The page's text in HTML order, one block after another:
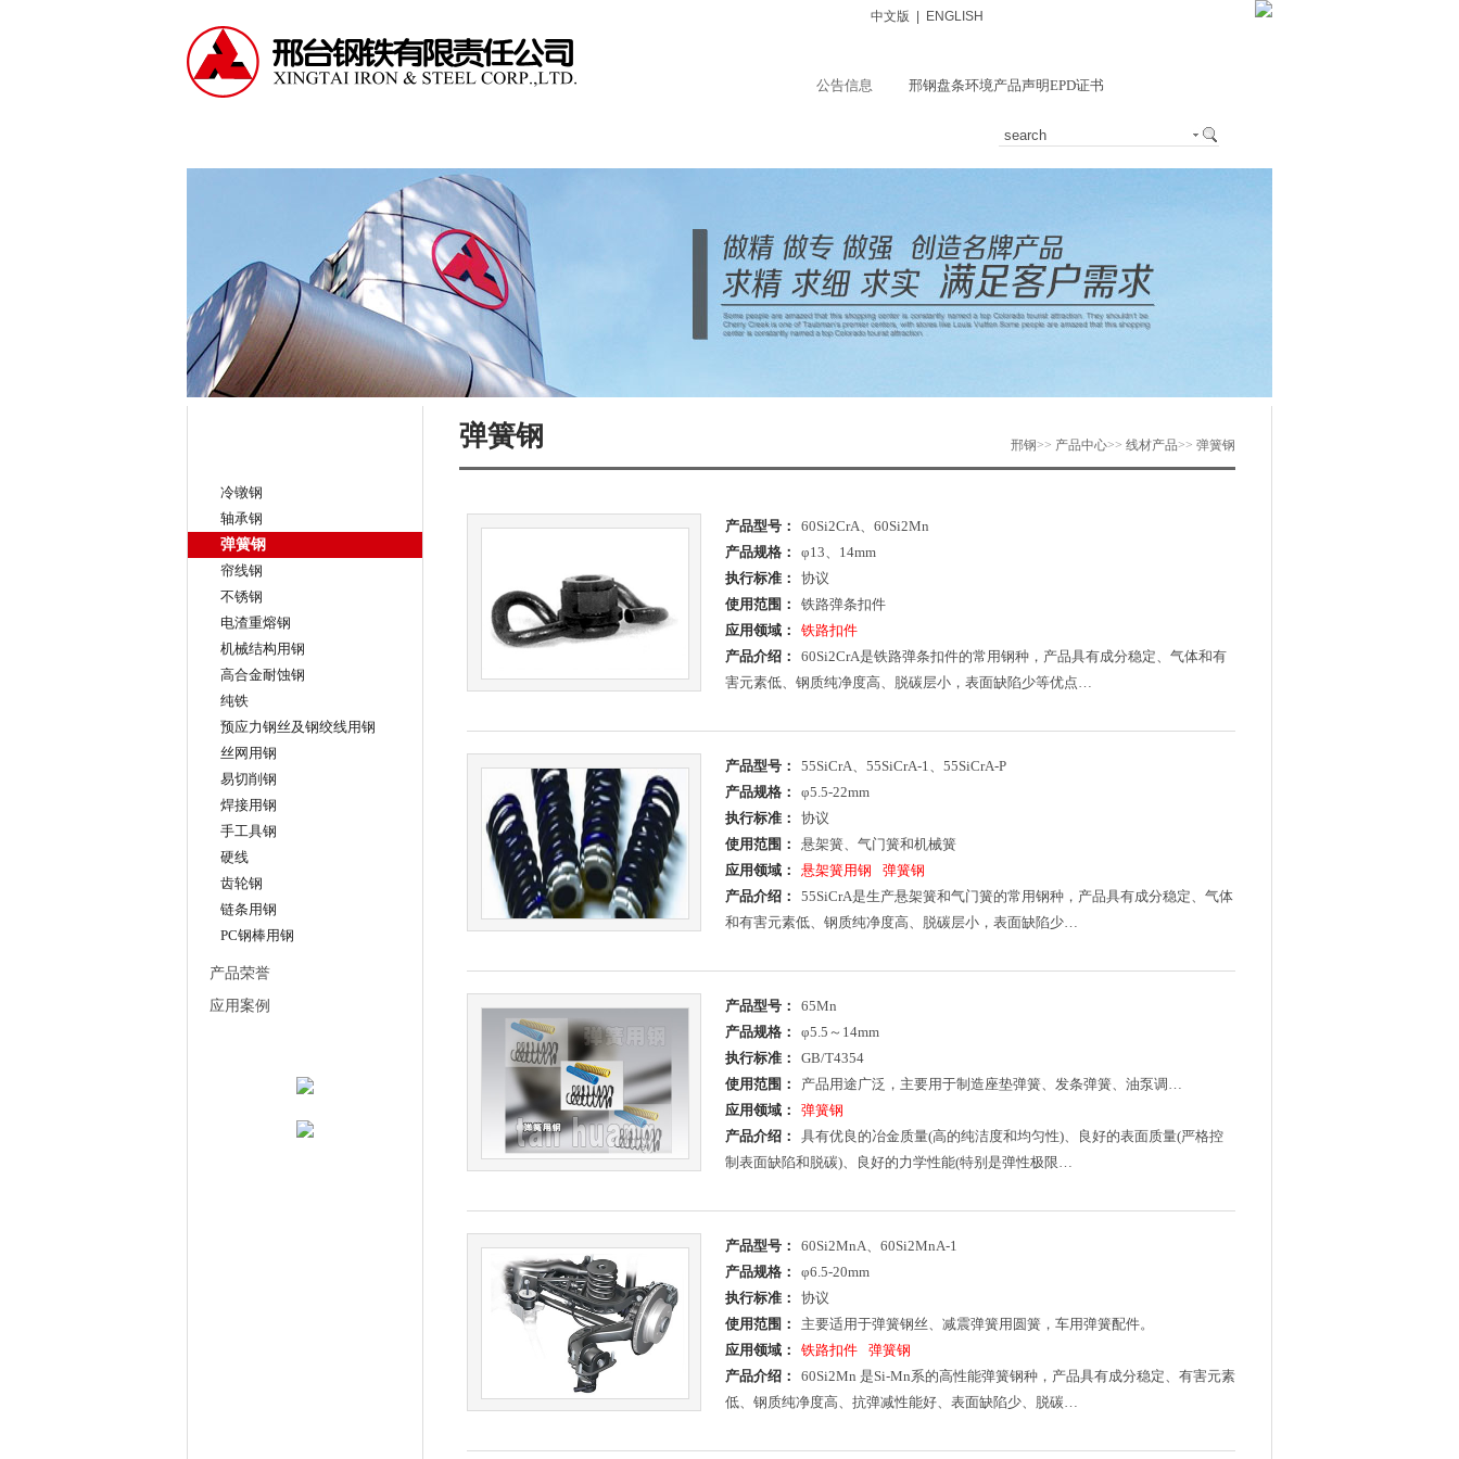
中文版 ENGLISH
公告信息 邢钢盘条环境产品声明EPD证书
冷镦钢
轴承钢
弹簧钢
帘线钢
不锈钢
电渣重熔钢
机械结构用钢
高合金耐蚀钢
纯铁
预应力钢丝及钢绞线用钢
丝网用钢
易切削钢
焊接用钢
手工具钢
硬线
齿轮钢
链条用钢
PC钢棒用钢
产品荣誉
应用案例
弹簧钢 邢钢>> 产品中心>> 线材产品>> 弹簧钢
产品型号：
60Si2CrA、60Si2Mn
产品规格：
φ13、14mm
执行标准：
协议
使用范围：
铁路弹条扣件
应用领域：
铁路扣件
产品介绍：
60Si2CrA是铁路弹条扣件的常用钢种，产品具有成分稳定、气体和有
害元素低、钢质纯净度高、脱碳层小，表面缺陷少等优点…
产品型号：
55SiCrA、55SiCrA-1、55SiCrA-P
产品规格：
φ5.5-22mm
执行标准：
协议
使用范围：
悬架簧、气门簧和机械簧
应用领域：
悬架簧用钢
弹簧钢
产品介绍：
55SiCrA是生产悬架簧和气门簧的常用钢种，产品具有成分稳定、气体
和有害元素低、钢质纯净度高、脱碳层小，表面缺陷少…
产品型号：
65Mn
产品规格：
φ5.5～14mm
执行标准：
GB/T4354
使用范围：
产品用途广泛，主要用于制造座垫弹簧、发条弹簧、油泵调…
应用领域：
弹簧钢
产品介绍：
具有优良的冶金质量(高的纯洁度和均匀性)、良好的表面质量(严格控
制表面缺陷和脱碳)、良好的力学性能(特别是弹性极限…
产品型号：
60Si2MnA、60Si2MnA-1
产品规格：
φ6.5-20mm
执行标准：
协议
使用范围：
主要适用于弹簧钢丝、减震弹簧用圆簧，车用弹簧配件。
应用领域：
铁路扣件
弹簧钢
产品介绍：
60Si2Mn 是Si-Mn系的高性能弹簧钢种，产品具有成分稳定、有害元素
低、钢质纯净度高、抗弹减性能好、表面缺陷少、脱碳…